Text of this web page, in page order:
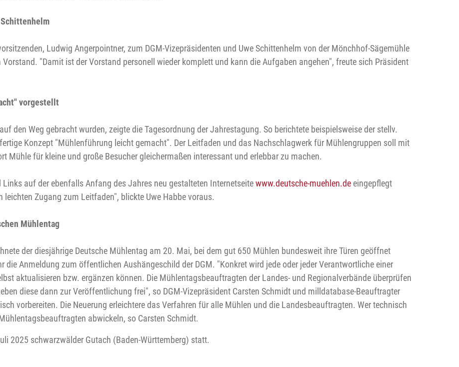
Ludwig Angerpointner, zum DGM-Vizepräsidenten und Uwe Schittenhelm von der Mönchhof-Sägemühle
"Damit ist der Vorstand personell wieder komplett und kann die Aufgaben angehen", freute sich Präsident
vorgestellt
den Weg gebracht wurden, zeigte die Tagesordnung der Jahrestagung. So berichtete beispielsweise der stellv.
Konzept "Mühlenführung leicht gemacht". Der Leitfaden und das Nachschlagwerk für Mühlengruppen soll mit
Mühle für kleine und große Besucher gleichermaßen interessant und erlebbar zu machen.
auf der ebenfalls Anfang des Jahres neu gestalteten Internetseitewww.deutsche-muehlen.de eingepflegt
leichten Zugang zum Leitfaden", blickte Uwe Habbe voraus.
Mühlentag
der diesjährige Deutsche Mühlentag am 20. Mai, bei dem gut 650 Mühlen bundesweit ihre Türen geöffnet
Anmeldung zum öffentlichen Aushängeschild der DGM. "Konkret wird jede oder jeder Verantwortliche einer
aktualisieren bzw. ergänzen können. Die Mühlentagsbeauftragten der Landes- und Regionalverbände überprüfen
diese dann zur Veröffentlichung frei", so DGM-Vizepräsident Carsten Schmidt und milldatabase-Beauftragter
vorbereiten. Die Neuerung erleichtere das Verfahren für alle Mühlen und die Landesbeauftragten. Wer technisch
abwickeln, so Carsten Schmidt.
2025 schwarzwälder Gutach (Baden-Württemberg) statt.